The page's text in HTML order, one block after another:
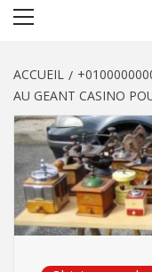
ACCUEIL
AU GEANT CASINO